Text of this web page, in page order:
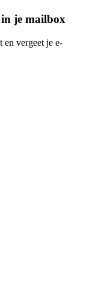
je mailbox
en vergeet je e-